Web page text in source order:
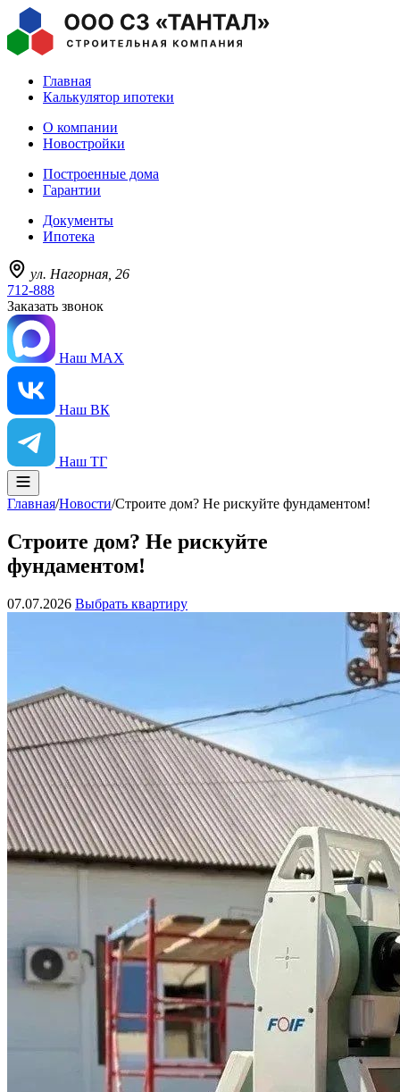
Главная
Калькулятор ипотеки
О компании
Новостройки
Построенные дома
Гарантии
Документы
Ипотека
ул. Нагорная, 26
712-888
Заказать звонок
Наш MAX
Наш ВК
Наш ТГ
Главная/Новости/Строите дом? Не рискуйте фундаментом!
Строите дом? Не рискуйте
фундаментом!
07.07.2026 Выбрать квартиру